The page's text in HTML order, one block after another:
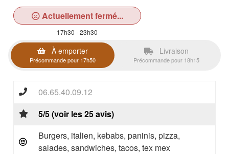
Actuellement fermé...
17h30 - 23h30
À emporter
Précommande pour 17h50
Livraison
Précommande pour 18h15
06.65.40.09.12
5/5 (voir les 25 avis)
Burgers, italien, kebabs, paninis, pizza,
salades, sandwiches, tacos, tex mex